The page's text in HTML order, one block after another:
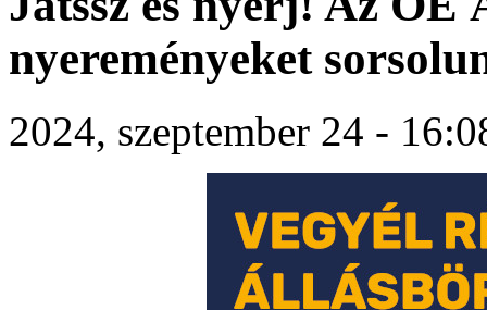
nyereményeket
2024, szeptember 24 -